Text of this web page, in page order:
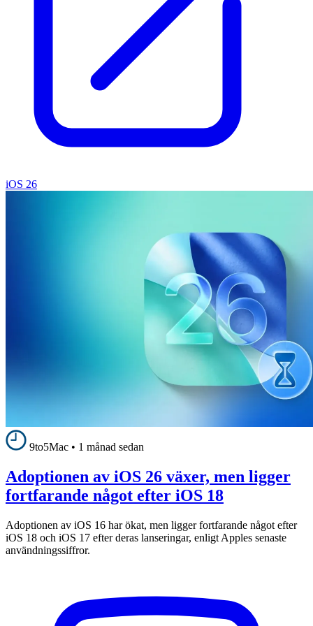
iOS 26
9to5Mac • 1 månad sedan
Adoptionen av iOS 26 växer, men ligger
fortfarande något efter iOS 18
Adoptionen av iOS 16 har ökat, men ligger fortfarande något efter
iOS 18 och iOS 17 efter deras lanseringar, enligt Apples senaste
användningssiffror.